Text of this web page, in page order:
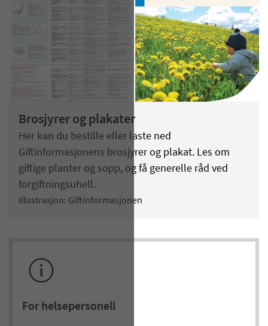
Brosjyrer og plakater
Her kan du bestille eller laste ned
Giftinformasjonens brosjyrer og plakat. Les om
giftige planter og sopp, og få generelle råd ved
forgiftningsuhell.
Illustrasjon: Giftinformasjonen
For helsepersonell